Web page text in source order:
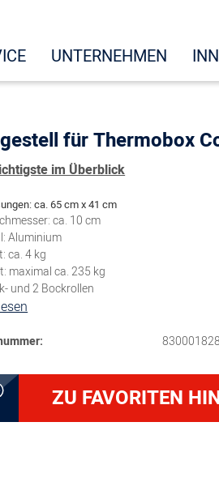
UNTERNEHMEN
für Thermobox
im Überblick
ca. 65 cm x 41 cm
ca. 10 cm
Aluminium
ca. 4 kg
maximal ca. 235 kg
und 2 Bockrollen
ZU FAVORITEN